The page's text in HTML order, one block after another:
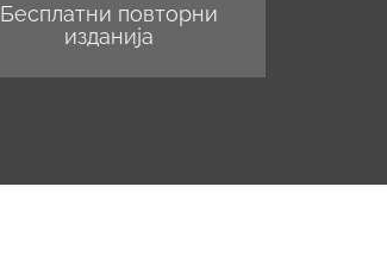
Бесплатни повторни
изданија